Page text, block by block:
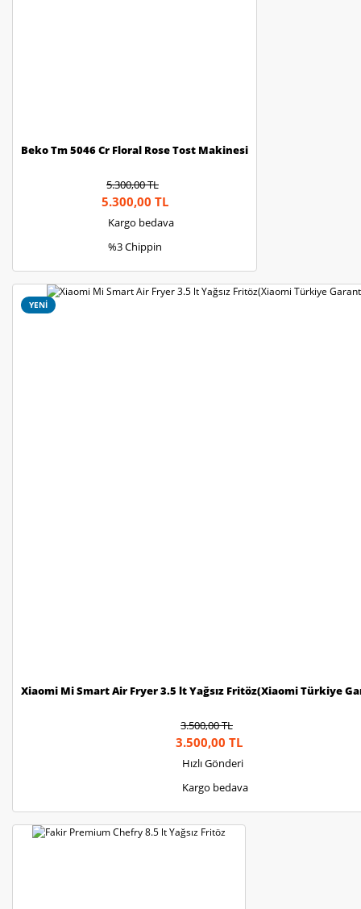
Beko Tm 5046 Cr Floral Rose Tost Makinesi
5.300,00 TL
5.300,00 TL
Kargo bedava
%3 Chippin
YENİ
Xiaomi Mi Smart Air Fryer 3.5 lt Yağsız Fritöz(Xiaomi Türkiye
3.500,00 TL
3.500,00 TL
Hızlı Gönderi
Kargo bedava